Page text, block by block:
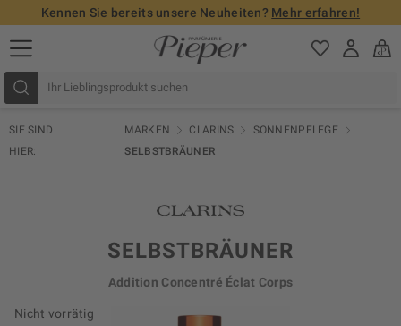
Kennen Sie bereits unsere Neuheiten? Mehr erfahren!
SIE SIND
HIER:
MARKEN CLARINS
SONNENPFLEGE
SELBSTBRÄUNER
Nicht vorrätig
SELBSTBRÄUNER
Addition Concentré Éclat Corps